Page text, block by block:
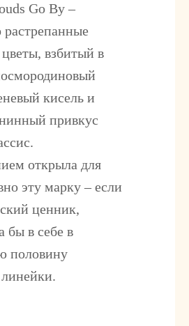
Go By –
растрепанные
взбитый в
кисель и
привкус
открыла для
эту марку – если
ценник,
бы в себе в
половину